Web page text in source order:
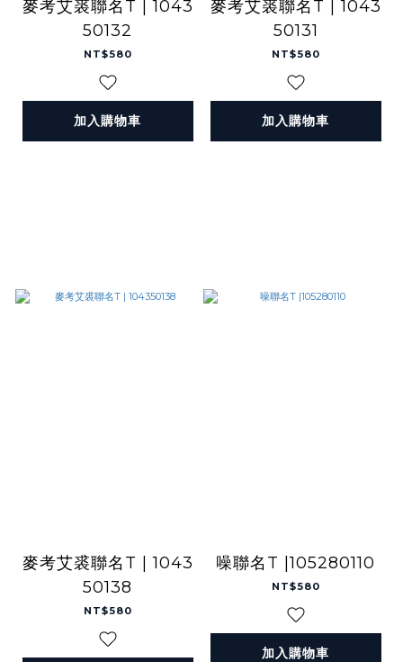
麥考艾裘聯名T | 1043
50132
NT$580
加入購物車
麥考艾裘聯名T | 1043
50131
NT$580
加入購物車
麥考艾裘聯名T | 1043
50138
NT$580
噪聯名T |105280110
NT$580
加入購物車